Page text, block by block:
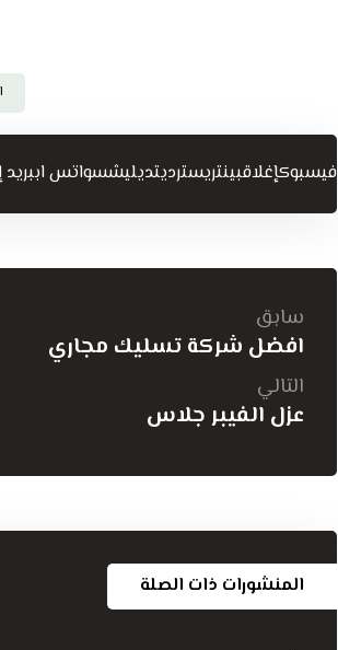
فيسبوكإغلاقبينتريسترديتديليشسواتس اب
سابق
افضل شركة تسليك مجاري
التالي
عزل الفيبر جلاس
المنشورات ذات الصلة